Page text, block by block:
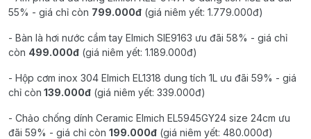
55% - giá chỉ còn 799.000đ (giá niêm yết: 1.779.000đ)
- Bàn là hơi nước cầm tay Elmich SIE9163 ưu đãi 58% - giá chỉ
còn 499.000đ (giá niêm yết: 1.189.000đ)
- Hộp cơm inox 304 Elmich EL1318 dung tích 1L ưu đãi 59% - giá
chỉ còn 139.000đ (giá niêm yết: 339.000đ)
- Chảo chống dính Ceramic Elmich EL5945GY24 size 24cm ưu
đãi 59% - giá chỉ còn 199.000đ (giá niêm yết: 480.000đ)